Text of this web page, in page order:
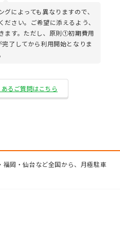
によっても異なりますので、
さい。ご希望に添えるよう、
ます。ただし、原則①初期費用
了してから利用開始となりま
るご質問はこちら
岡・仙台など全国から、月極駐車